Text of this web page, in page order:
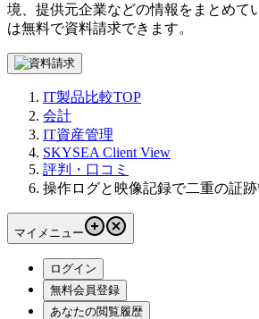
境、提供元企業などの情報をまとめて
は無料で資料請求できます。
IT製品比較TOP
会計
IT資産管理
SKYSEA Client View
評判・口コミ
操作ログと映像記録で二重の証
マイメニュー
ログイン
無料会員登録
あなたの閲覧履歴